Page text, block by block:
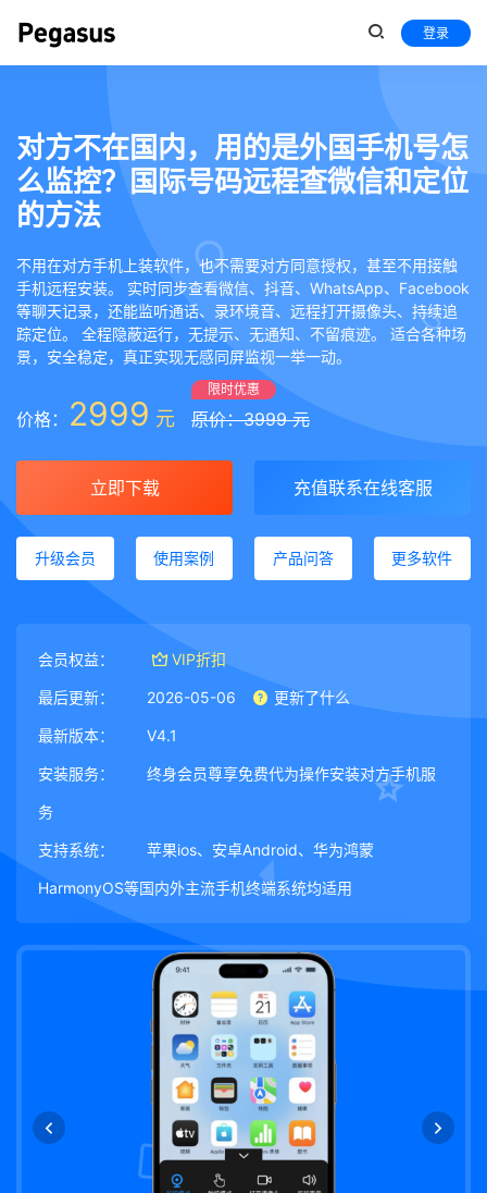
登录
对方不在国内，用的是外国手机号怎
么监控？国际号码远程查微信和定位
的方法
不用在对方手机上装软件，也不需要对方同意授权，甚至不用接触
手机远程安装。 实时同步查看微信、抖音、WhatsApp、Facebook
等聊天记录，还能监听通话、录环境音、远程打开摄像头、持续追
踪定位。 全程隐蔽运行，无提示、无通知、不留痕迹。 适合各种场
景，安全稳定，真正实现无感同屏监视一举一动。
价格： 2999 元
限时优惠
原价：3999 元
立即下载 充值联系在线客服
升级会员 使用案例 产品问答 更多软件
会员权益： VIP折扣
最后更新： 2026-05-06 更新了什么
最新版本： V4.1
安装服务： 终身会员尊享免费代为操作安装对方手机服
务
支持系统： 苹果ios、安卓Android、华为鸿蒙
HarmonyOS等国内外主流手机终端系统均适用